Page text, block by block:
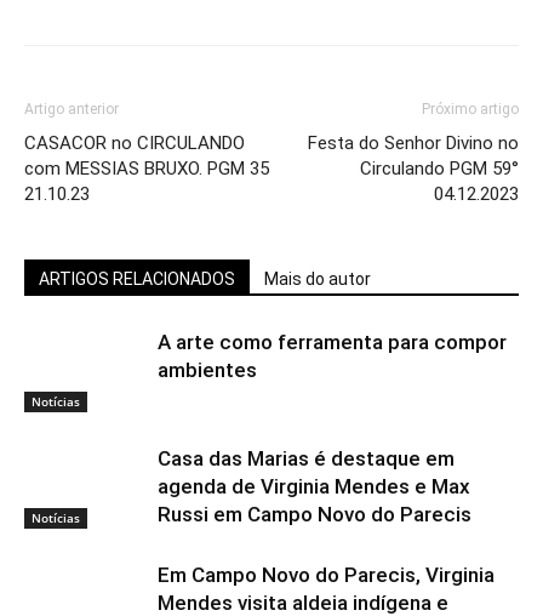
Artigo anterior
CASACOR no CIRCULANDO
com MESSIAS BRUXO. PGM 35
21.10.23
Próximo artigo
Festa do Senhor Divino no
Circulando PGM 59°
04.12.2023
ARTIGOS RELACIONADOS Mais do autor
Notícias
A arte como ferramenta para compor
ambientes
Notícias
Casa das Marias é destaque em
agenda de Virginia Mendes e Max
Russi em Campo Novo do Parecis
Em Campo Novo do Parecis, Virginia
Mendes visita aldeia indígena e